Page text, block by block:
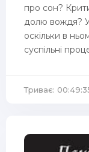
про сон?
долю вождя?
оскільки в
суспільні
Триває: